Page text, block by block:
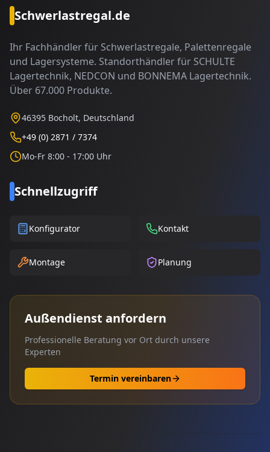
Schwerlastregal.de
Ihr Fachhändler für Schwerlastregale, Palettenregale
und Lagersysteme. Standorthändler für SCHULTE
Lagertechnik, NEDCON und BONNEMA Lagertechnik.
Über 67.000 Produkte.
46395 Bocholt, Deutschland
+49 (0) 2871 / 7374
Mo-Fr 8:00 - 17:00 Uhr
Schnellzugriff
Konfigurator Kontakt
Montage Planung
Außendienst anfordern
Professionelle Beratung vor Ort durch unsere
Experten
Termin vereinbaren